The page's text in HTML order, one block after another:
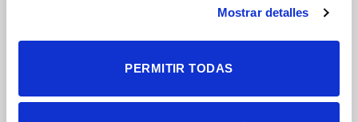
Mostrar detalles
PERMITIR TODAS
Plasticidad Celular en